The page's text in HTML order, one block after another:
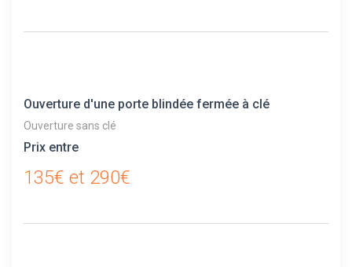
Ouverture d'une porte blindée fermée à clé
Ouverture sans clé
Prix entre
135€ et 290€